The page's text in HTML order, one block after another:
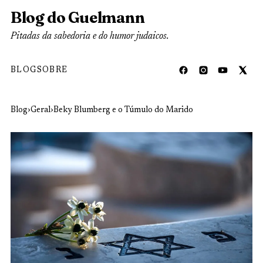
Blog do Guelmann
Pitadas da sabedoria e do humor judaicos.
BLOGSOBRE
Blog›Geral›Beky Blumberg e o Túmulo do Marido